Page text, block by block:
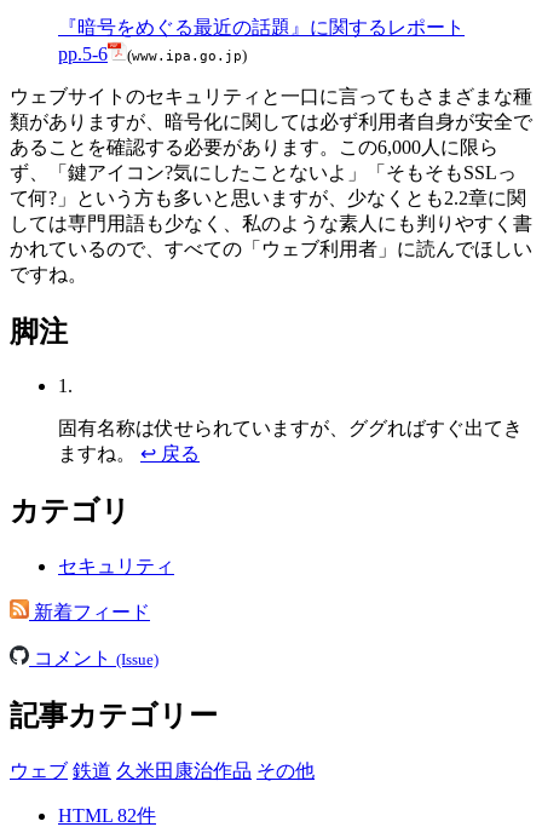
『暗号をめぐる最近の話題』に関するレポート
pp.5-6
(www.ipa.go.jp)
ウェブサイトのセキュリティと一口に言ってもさまざまな種
類がありますが、暗号化に関しては必ず利用者自身が安全で
あることを確認する必要があります。この6,000人に限ら
ず、「鍵アイコン?気にしたことないよ」「そもそもSSLっ
て何?」という方も多いと思いますが、少なくとも2.2章に関
しては専門用語も少なく、私のような素人にも判りやすく書
かれているので、すべての「ウェブ利用者」に読んでほしい
ですね。
脚注
1.
固有名称は伏せられていますが、ググればすぐ出てき
ますね。 ↩ 戻る
カテゴリ
セキュリティ
新着フィード
コメント (Issue)
記事カテゴリー
ウェブ 鉄道 久米田康治作品 その他
HTML 82件